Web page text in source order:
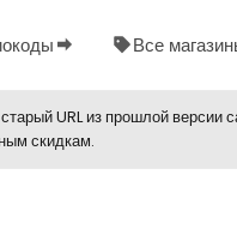
Все
URL из прошлой версии
скидкам.